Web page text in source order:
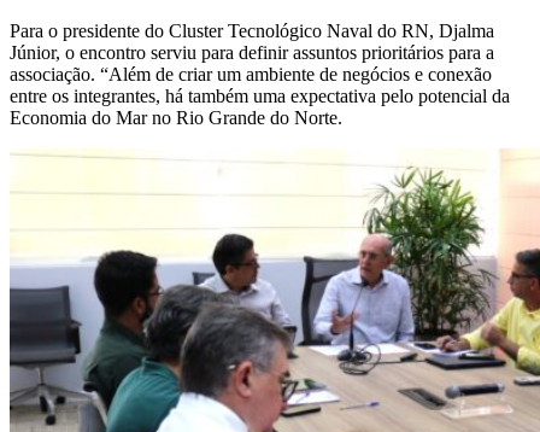
Para o presidente do Cluster Tecnológico Naval do RN, Djalma
Júnior, o encontro serviu para definir assuntos prioritários para a
associação. “Além de criar um ambiente de negócios e conexão
entre os integrantes, há também uma expectativa pelo potencial da
Economia do Mar no Rio Grande do Norte.